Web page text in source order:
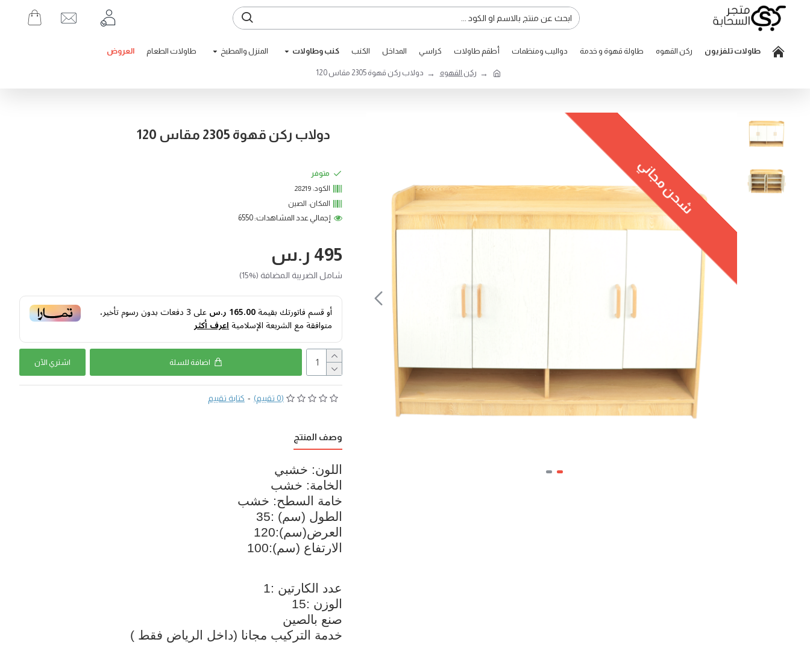
طاولات تلفزيون ركن القهوه طاولة قهوة و خدمة دواليب ومنظمات أطقم طاولات كراسي المداخل الكنب كنب وطاوﻻت المنزل والمطبخ طاولات الطعام العروض
ركن القهوه دولاب ركن قهوة 2305 مقاس 120
شحن مجاني
دولاب ركن قهوة 2305 مقاس 120
(0 تقييم) - كتابة تقييم
495 ر.س
شامل الضريبة المضافة (%15)
متوفر
الكود: 28219
المكان: الصين
إجمالي عدد المشاهدات: 6550
أو قسم فاتورتك بقيمة165.00 ر.س على3دفعات بدون رسوم تأخير،
متوافقة مع الشريعة الإسلاميةاعرف أكثر
اضافة للسلة اشتري اﻵن
وصف المنتج
اللون: خشبي
الخامة: خشب
خامة السطح: خشب
الطول (سم) :35
العرض(سم):120
الارتفاع (سم):100
عدد الكارتين :1
الوزن :15
صنع بالصين
خدمة التركيب مجانا (داخل الرياض فقط )